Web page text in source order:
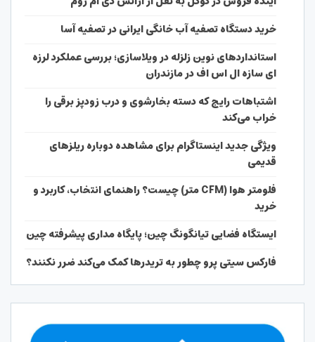
خرید دستگاه تصفیه آب خانگی ایرانی در تصفیه آسا
استانداردهای نوین زلزله در ویلاسازی؛ بررسی عملکرد لرزه
ای سازه ال اس اف در مازندران
اشتباهات رایج که دسته بخارشوی و درب زودپز برقی را
خراب می‌کند
ویژگی جدید اینستاگرام برای مشاهده دوباره ریلزهای
قدیمی
فلومتر هوا (CFM متر) چیست؟ راهنمای انتخاب، کاربرد و
خرید
ایستگاه فضایی تیانگونگ چین؛ پایگاه مداری پیشرفته چین
فارکس سیتی پرو چطور به تریدرها کمک می‌کند ضرر نکنند؟